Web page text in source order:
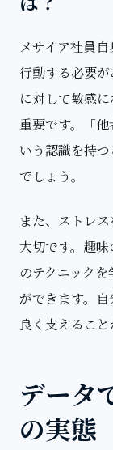
メサイア社員
行動する必要
に対して敏感
重要です。「
いう認識を持
でしょう。
また、ストレ
大切です。趣
のテクニック
ができます。
良く支えること
データ
の実態